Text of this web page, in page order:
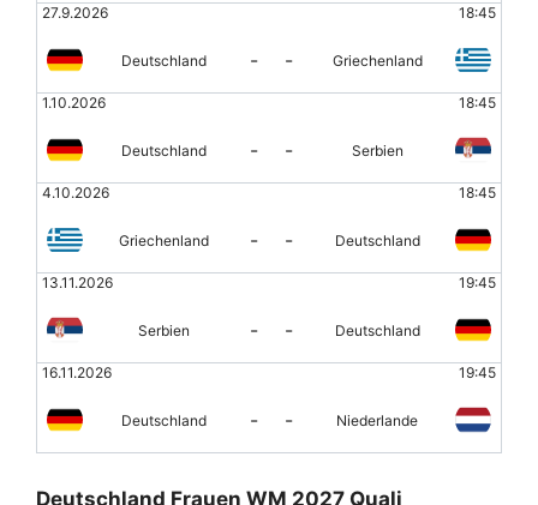
27.9.2026 18:45
Deutschland - - Griechenland
1.10.2026 18:45
Deutschland - - Serbien
4.10.2026 18:45
Griechenland - - Deutschland
13.11.2026 19:45
Serbien - - Deutschland
16.11.2026 19:45
Deutschland - - Niederlande
Deutschland Frauen WM 2027 Quali